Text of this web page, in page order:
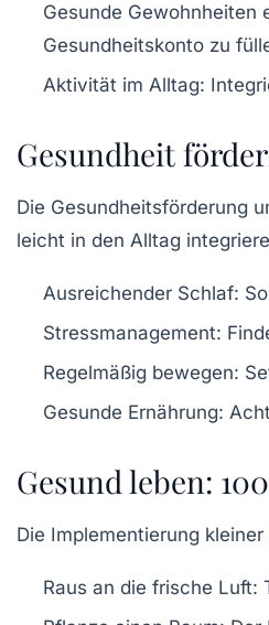
Gesunde Gewohnheiten
Gesundheitskonto zu
Aktivität im Alltag:
Gesundheit
Die Gesundheitsförderung
leicht in den Alltag
Ausreichender Schlaf:
Stressmanagement:
Regelmäßig bewegen:
Gesunde Ernährung:
Gesund leben:
Die Implementierung
Raus an die frische Luft: